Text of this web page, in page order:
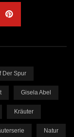
Der Spur
Gisela Abel
Kräuter
Natur